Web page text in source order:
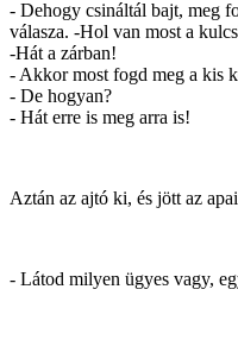
- Dehogy csináltál bajt, meg
válasza. -Hol van most a
-Hát a zárban!
- Akkor most fogd meg a kis
- De hogyan?
- Hát erre is meg arra is!
Aztán az ajtó ki, és jött az
- Látod milyen ügyes vagy,